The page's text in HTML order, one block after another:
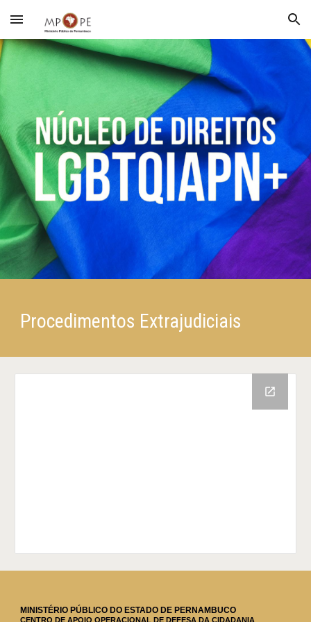
Skip to main content Skip to navigation
Procedimentos Extrajudiciais
MINISTÉRIO PÚBLICO DO ESTADO DE PERNAMBUCO
CENTRO DE APOIO OPERACIONAL DE DEFESA DA CIDADANIA